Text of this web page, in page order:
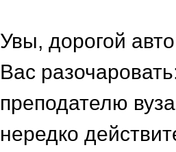
Увы, дорогой
Вас
преподателю
нередко